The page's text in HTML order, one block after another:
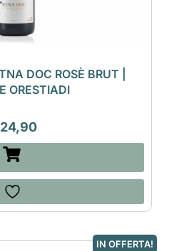
DOC ROSÈ BRUT |
ORESTIADI
24,90
IN OFFERTA!